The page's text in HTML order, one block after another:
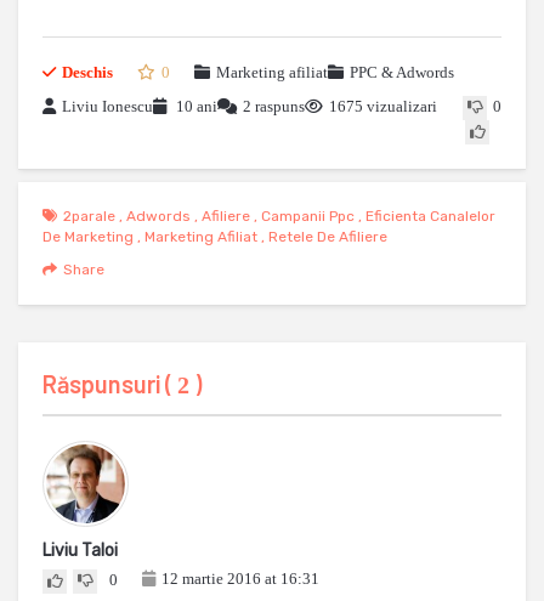
Deschis 0 Marketing afiliat
PPC & Adwords
Liviu Ionescu
10 ani 2 raspuns 1675 vizualizari 0
2parale , Adwords , Afiliere , Campanii Ppc , Eficienta Canalelor
De Marketing , Marketing Afiliat , Retele De Afiliere
Share
Răspunsuri ( 2 )
Liviu Taloi
0 12 martie 2016 at 16:31